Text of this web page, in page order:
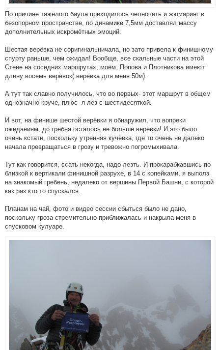
По причине тяжёлого баула приходилось челночить и жюмаринг в
безопорном пространстве, по динамике 7,5мм доставлял массу
дополнительных искромётных эмоций.
Шестая верёвка не соригинальничала, но зато привела к финишному
спурту раньше, чем ожидал! Вообще, все скальные части на этой
Стене на соседних маршрутах, моём, Попова и Плотникова имеют
длину восемь верёвок( верёвка для меня 50м).
А тут так славно получилось, что во первых- этот маршрут в общем
однозначно круче, плюс- я лез с шестидесяткой.
И вот, на финише шестой верёвки я обнаружил, что вопреки
ожиданиям, до гребня осталось не больше верёвки! И это было
очень кстати, поскольку утренняя кучёвка, где то очень не далеко
начала превращаться в грозу и тревожно погромыхивала.
Тут как говорится, ссать некогда, надо лезть. И прокарабкавшись по
близкой к вертикали финишной разрухе, в 14 с копейками, я выполз
на знакомый гребень, недалеко от вершины Первой Башни, с которой
как раз кто то спускался.
Планам на чай, фото и видео сессии сбыться было не дано,
поскольку гроза стремительно приближалась и накрыла меня в
спусковом кулуаре.